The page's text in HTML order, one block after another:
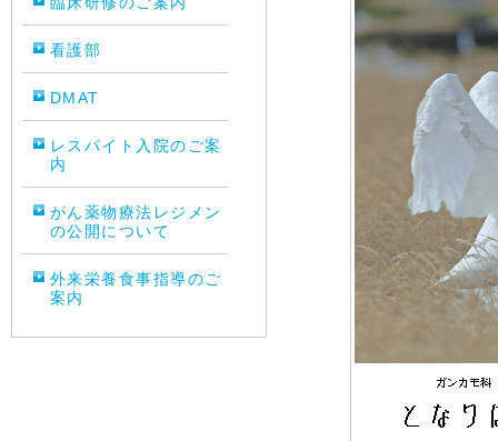
看護部
DMAT
レスパイト入院のご案
内
がん薬物療法レジメン
の公開について
外来栄養食事指導のご
案内